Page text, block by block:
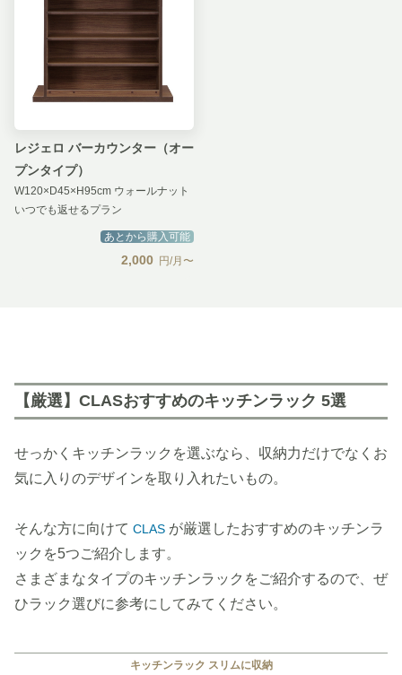
レジェロ バーカウンター（オー
プンタイプ）
W120×D45×H95cm ウォールナット
いつでも返せるプラン
あとから購入可能
2,000 円/月〜
【厳選】CLASおすすめのキッチンラック 5選
せっかくキッチンラックを選ぶなら、収納力だけでなくお
気に入りのデザインを取り入れたいもの。
そんな方に向けて CLAS が厳選したおすすめのキッチンラ
ックを5つご紹介します。
さまざまなタイプのキッチンラックをご紹介するので、ぜ
ひラック選びに参考にしてみてください。
キッチンラック スリムに収納